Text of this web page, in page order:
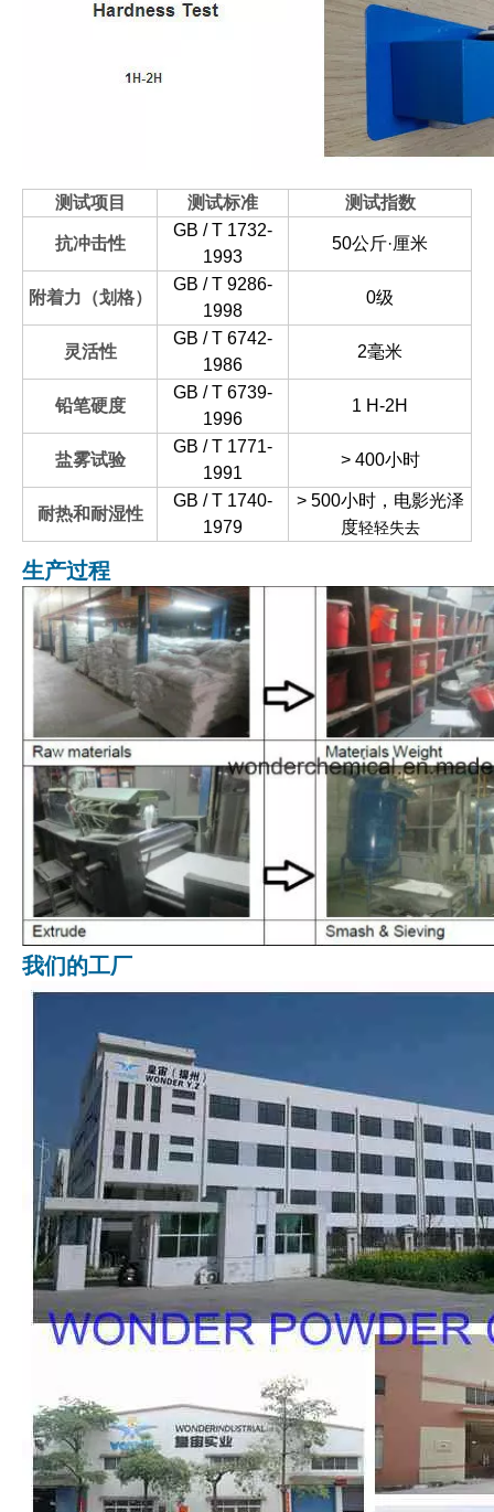
测试项目 测试标准 测试指数
抗冲击性
GB / T 1732-
1993
50公斤·厘米
附着力（划格）
GB / T 9286-
1998
0级
灵活性
GB / T 6742-
1986
2毫米
铅笔硬度
GB / T 6739-
1996
1 H-2H
盐雾试验
GB / T 1771-
1991
> 400小时
耐热和耐湿性
GB / T 1740-
1979
> 500小时，电影光泽
度轻轻失去
生产过程
我们的工厂